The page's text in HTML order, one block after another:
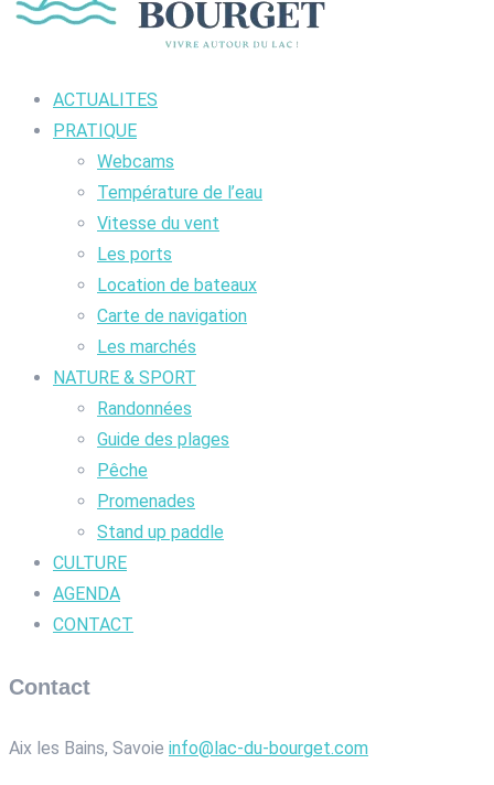
ACTUALITES
PRATIQUE
Webcams
Température de l’eau
Vitesse du vent
Les ports
Location de bateaux
Carte de navigation
Les marchés
NATURE & SPORT
Randonnées
Guide des plages
Pêche
Promenades
Stand up paddle
CULTURE
AGENDA
CONTACT
Contact
Aix les Bains, Savoie info@lac-du-bourget.com